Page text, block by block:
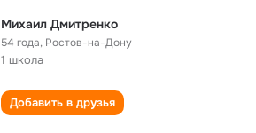
Михаил Дмитренко
54 года, Ростов-на-Дону
1 школа
Добавить в друзья